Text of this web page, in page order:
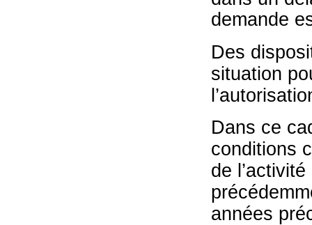
demande
Des
situation
Dans ce
conditions
de
années